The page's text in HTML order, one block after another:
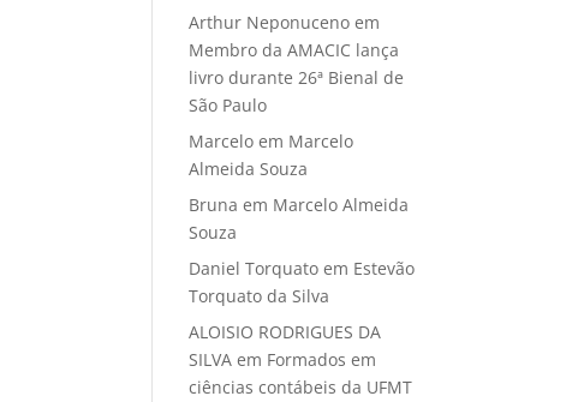
Arthur Neponuceno em
Membro da AMACIC lança
livro durante 26ª Bienal de
São Paulo
Marcelo em Marcelo
Almeida Souza
Bruna em Marcelo Almeida
Souza
Daniel Torquato em Estevão
Torquato da Silva
ALOISIO RODRIGUES DA
SILVA em Formados em
ciências contábeis da UFMT